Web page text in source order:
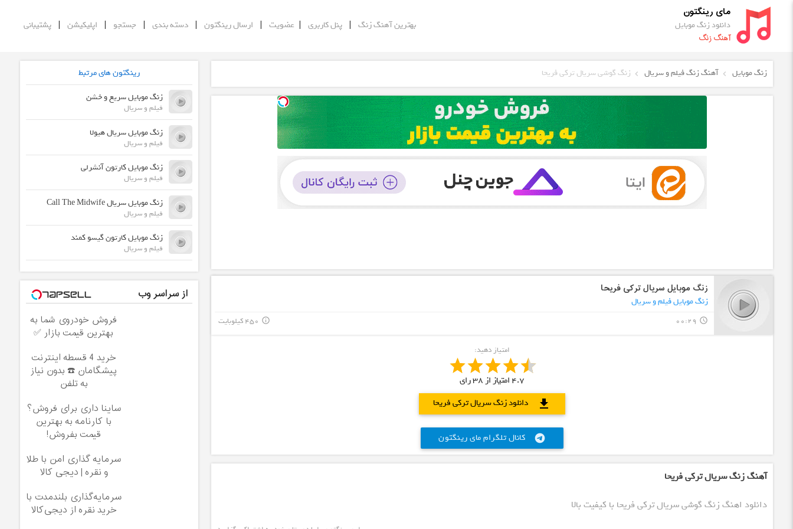
مای رینگتون
دانلود زنگ موبایل
آهنگ زنگ
بهترین آهنگ زنگ |پنل کاربری | عضویت | ارسال رینگتون |دسته بندی | جستجو | اپلیکیشن |پشتیبانی
زنگ موبایل آهنگ زنگ فیلم و سریال زنگ گوشی سریال ترکی فریحا
زنگ موبایل سریال ترکی فریحا
زنگ موبایل فیلم و سریال
query_builder
00:29 450 کیلوبایت info_outline
امتیاز دهید:
4.7 امتیاز از38رای
دانلود زنگ سریال ترکی فریحا
download
کانال تلگرام مای رینگتون telegram
آهنگ زنگ سریال ترکی فریحا
دانلود اهنگ زنگ گوشی سریال ترکی فریحا با کیفیت بالا
رینگتون های مرتبط
زنگ موبایل سریع و خشن
فیلم و سریال
زنگ موبایل سریال هیولا
فیلم و سریال
زنگ موبایل کارتون آنشرلی
فیلم و سریال
زنگ موبایل سریال Call The Midwife
فیلم و سریال
زنگ موبایل کارتون گیسو کمند
فیلم و سریال
از سراسر وب
فروش خودروی شما به
بهترین قیمت بازار ✅
خرید 4 قسطه اینترنت
پیشگامان ☎️ بدون نیاز
به تلفن
ساینا داری برای فروش؟
با کارنامه به بهترین
قیمت بفروش!
سرمایه گذاری امن با طلا
و نقره | دیجی کالا
سرمایه‌گذاری بلندمدت با
خرید نقره از دیجی‌کالا